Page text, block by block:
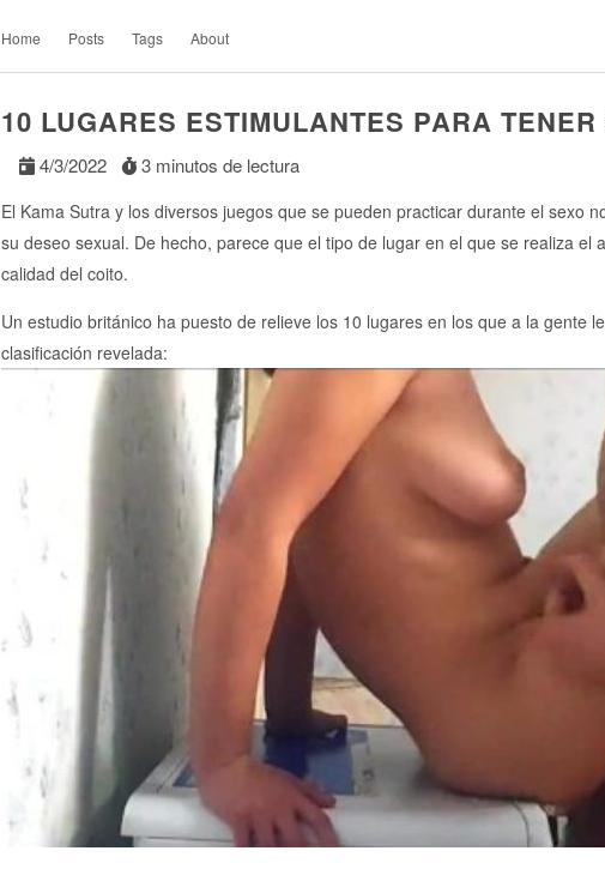
Home Posts Tags About
10 LUGARES ESTIMULANTES PARA TENER
4/3/2022 3 minutos de lectura
El Kama Sutra y los diversos juegos que se pueden practicar durante el sexo
su deseo sexual. De hecho, parece que el tipo de lugar en el que se realiza
calidad del coito.
Un estudio británico ha puesto de relieve los 10 lugares en los que a la gente
clasificación revelada: